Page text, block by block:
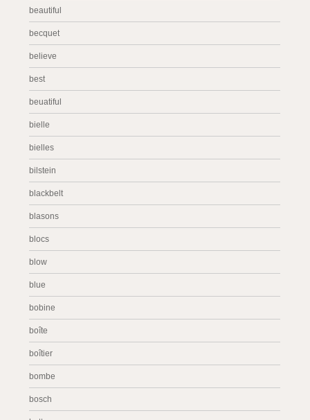
beautiful
becquet
believe
best
beuatiful
bielle
bielles
bilstein
blackbelt
blasons
blocs
blow
blue
bobine
boîte
boîtier
bombe
bosch